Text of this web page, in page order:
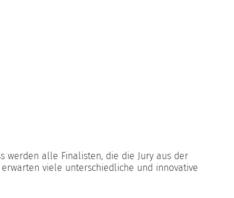
werden alle Finalisten, die die Jury aus der
viele unterschiedliche und innovative